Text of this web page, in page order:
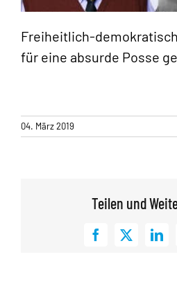
Freiheitlich-
für eine absurde Posse
04. März 2019
Teilen und
Facebook
X